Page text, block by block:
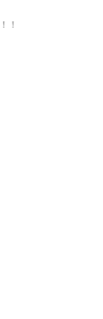
！